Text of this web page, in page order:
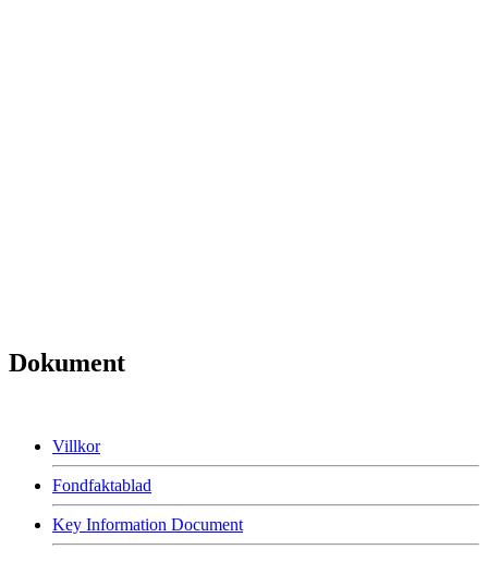
Dokument
Villkor
Fondfaktablad
Key Information Document